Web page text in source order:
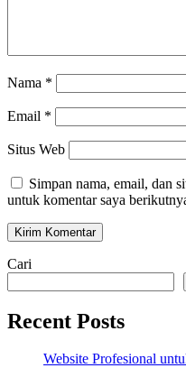
Nama *
Email *
Situs Web
Simpan nama, email, dan
untuk komentar saya
Cari
Recent Posts
Website Profesional